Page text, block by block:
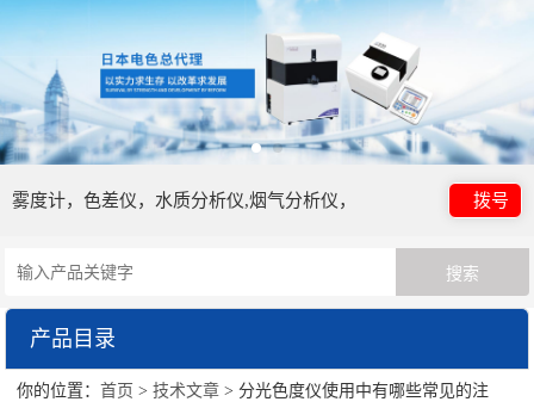
雾度计，色差仪，水质分析仪,烟气分析仪， 拨号
产品目录
日本电色仪器
你的位置：首页 >技术文章 > 分光色度仪使用中有哪些常见的注